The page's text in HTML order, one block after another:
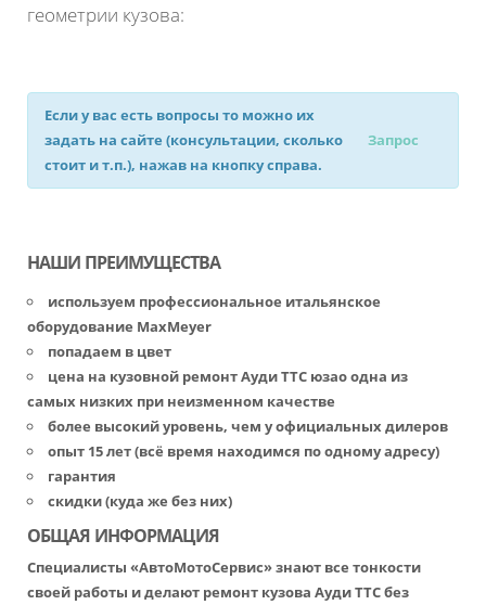
геометрии кузова:
Если у вас есть вопросы то можно их
задать на сайте (консультации, сколько
стоит и т.п.), нажав на кнопку справа.
Запрос
НАШИ ПРЕИМУЩЕСТВА
используем профессиональное итальянское
оборудование MaxMeyer
попадаем в цвет
цена на кузовной ремонт Ауди ТТС юзао одна из
самых низких при неизменном качестве
более высокий уровень, чем у официальных дилеров
опыт 15 лет (всё время находимся по одному адресу)
гарантия
скидки (куда же без них)
ОБЩАЯ ИНФОРМАЦИЯ
Специалисты «АвтоМотоСервис» знают все тонкости
своей работы и делают ремонт кузова Ауди ТТС без